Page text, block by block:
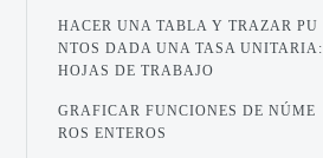
HACER UNA TABLA Y TRAZAR PU
NTOS DADA UNA TASA UNITARIA:
HOJAS DE TRABAJO
GRAFICAR FUNCIONES DE NÚME
ROS ENTEROS